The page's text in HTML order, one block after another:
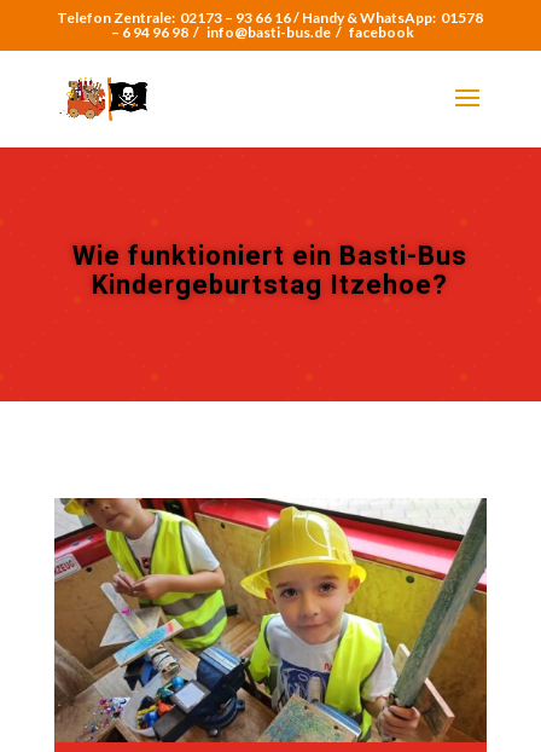
Telefon Zentrale: 02173 – 93 66 16 / Handy & WhatsApp: 01578
– 6 94 96 98 / info@basti-bus.de / facebook
Wie funktioniert ein Basti-Bus
Kindergeburtstag Itzehoe?